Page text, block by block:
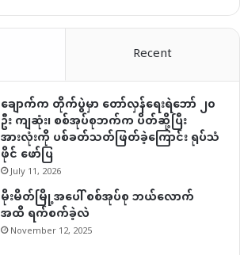
Recent
ချောက်က တိုက်ပွဲမှာ တော်လှန်ရေးရဲဘော် ၂၀
ဦး ကျဆုံး၊ စစ်အုပ်စုဘက်က ပိတ်ဆို့ပြီး
အားလုံးကို ပစ်ခတ်သတ်ဖြတ်ခဲ့ကြောင်း ရုပ်သံ
ဖိုင် ဖော်ပြ
July 11, 2026
မိုးမိတ်မြို့အပေါ် စစ်အုပ်စု ဘယ်လောက်
အထိ ရက်စက်ခဲ့လဲ
November 12, 2025